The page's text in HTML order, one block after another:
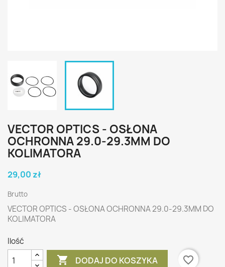
VECTOR OPTICS - OSŁONA
OCHRONNA 29.0-29.3MM DO
KOLIMATORA
29,00 zł
Brutto
VECTOR OPTICS - OSŁONA OCHRONNA 29.0-29.3MM DO
KOLIMATORA
Ilość
 DODAJ DO KOSZYKA favorite_border